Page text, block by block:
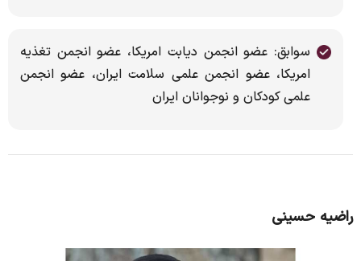
سوابق: عضو انجمن دیابت امریکا، عضو انجمن تغذیه
امریکا، عضو انجمن علمی سلامت ایران، عضو انجمن
علمی کودکان و نوجوانان ایران
راضیه حسینی